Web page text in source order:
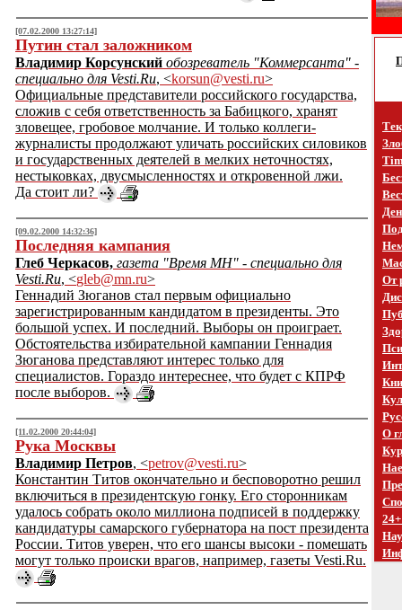
[07.02.2000 13:27:14]
Путин стал заложником
Владимир Корсунский обозреватель "Коммерсанта" -
специально для Vesti.Ru, <korsun@vesti.ru>
Официальные представители российского государства,
сложив с себя ответственность за Бабицкого, хранят
зловещее, гробовое молчание. И только коллеги-
журналисты продолжают уличать российских силовиков
и государственных деятелей в мелких неточностях,
нестыковках, двусмысленностях и откровенной лжи.
Да стоит ли?
[09.02.2000 14:32:36]
Последняя кампания
Глеб Черкасов, газета "Время МН" - специально для
Vesti.Ru, <gleb@mn.ru>
Геннадий Зюганов стал первым официально
зарегистрированным кандидатом в президенты. Это
большой успех. И последний. Выборы он проиграет.
Обстоятельства избирательной кампании Геннадия
Зюганова представляют интерес только для
специалистов. Гораздо интереснее, что будет с КПРФ
после выборов.
[11.02.2000 20:44:04]
Рука Москвы
Владимир Петров, <petrov@vesti.ru>
Константин Титов окончательно и бесповоротно решил
включиться в президентскую гонку. Его сторонникам
удалось собрать около миллиона подписей в поддержку
кандидатуры самарского губернатора на пост президента
России. Титов уверен, что его шансы высоки - помешать
могут только происки врагов, например, газеты Vesti.Ru.
От
О